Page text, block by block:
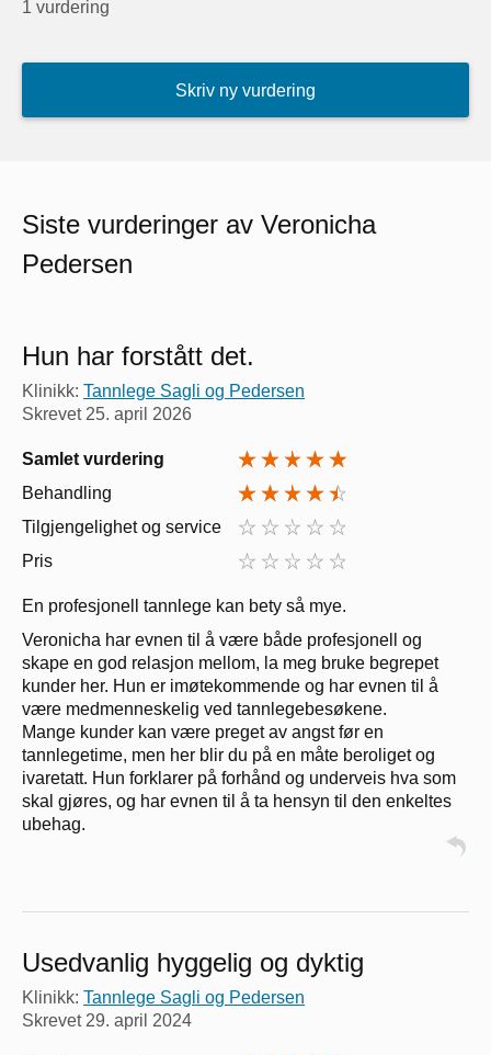
1 vurdering
Skriv ny vurdering
Siste vurderinger av Veronicha
Pedersen
Hun har forstått det.
Klinikk: Tannlege Sagli og Pedersen
Skrevet25. april 2026
Samlet vurdering
Behandling
Tilgjengelighet og service
Pris
En profesjonell tannlege kan bety så mye.
Veronicha har evnen til å være både profesjonell og
skape en god relasjon mellom, la meg bruke begrepet
kunder her. Hun er imøtekommende og har evnen til å
være medmenneskelig ved tannlegebesøkene.
Mange kunder kan være preget av angst før en
tannlegetime, men her blir du på en måte beroliget og
ivaretatt. Hun forklarer på forhånd og underveis hva som
skal gjøres, og har evnen til å ta hensyn til den enkeltes
ubehag.
Usedvanlig hyggelig og dyktig
Klinikk: Tannlege Sagli og Pedersen
Skrevet29. april 2024